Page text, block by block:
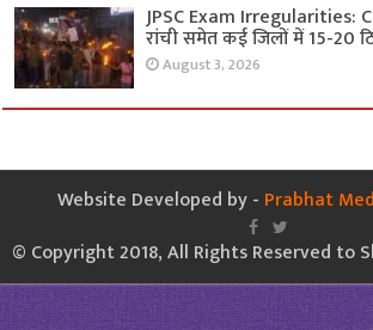
JPSC Exam Irregularities:
रांची समेत कई जिलों में 15-20
August 3, 2026
Website Developed by - Prabhat
© Copyright 2018, All Rights Reserved to